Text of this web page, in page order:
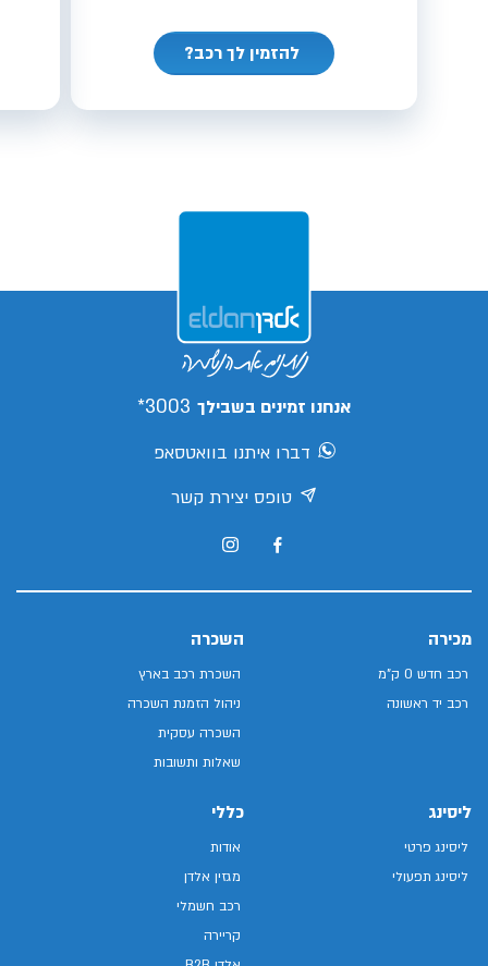
להזמין לך רכב?
אנחנו זמינים בשבילך 3003*
דברו איתנו בוואטסאפ
טופס יצירת קשר
מכירה
רכב חדש 0 ק"מ
רכב יד ראשונה
השכרה
השכרת רכב בארץ
ניהול הזמנת השכרה
השכרה עסקית
שאלות ותשובות
ליסינג
ליסינג פרטי
ליסינג תפעולי
כללי
אודות
מגזין אלדן
רכב חשמלי
קריירה